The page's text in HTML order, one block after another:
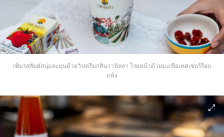
เพิ่มรสสัมผัสนุ่มละมุนด้วยวิปครีมกลิ่นวานิลลา โรยหน้าด้วยมะเขือเทศเชอร์รีอบ
แห้ง